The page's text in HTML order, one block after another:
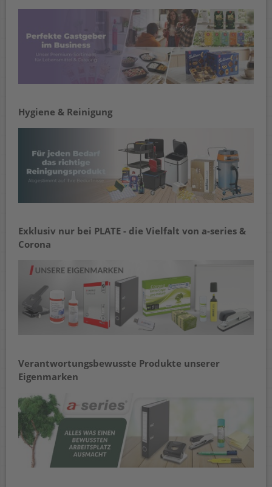
Hygiene & Reinigung
Exklusiv nur bei PLATE - die Vielfalt von a-series &
Corona
Verantwortungsbewusste Produkte unserer
Eigenmarken